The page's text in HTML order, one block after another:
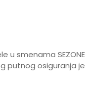
u smenama
osiguranja